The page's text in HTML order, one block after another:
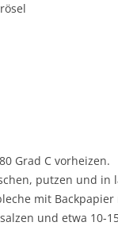
Grad C vorheizen.
putzen und in
mit
und etwa 10-